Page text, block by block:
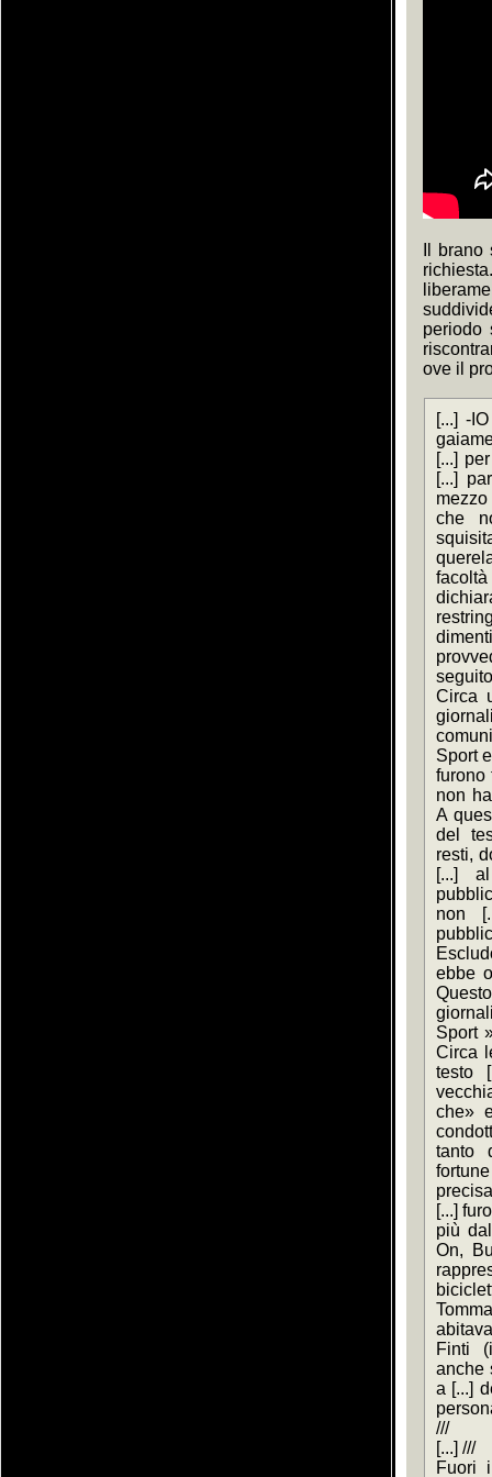
Il
periodo
ove il
[...] -
[...]
[...]
che
Circa
Sport
furono
non
A
del
resti,
[...]
non
ebbe
Sport
Circa
testo
che»
tanto
[...]
più
On,
Finti
anche
a [...]
///
[...] ///
Fuori